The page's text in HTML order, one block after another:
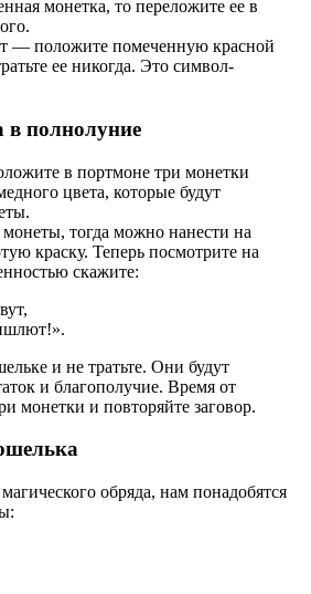
монетка, то переложите ее в
— положите помеченную красной
ее никогда. Это символ-
в полнолуние
в портмоне три монетки
цвета, которые будут
монеты, тогда можно нанести на
краску. Теперь посмотрите на
скажите:
и не тратьте. Они будут
и благополучие. Время от
монетки и повторяйте заговор.
обряда, нам понадобятся